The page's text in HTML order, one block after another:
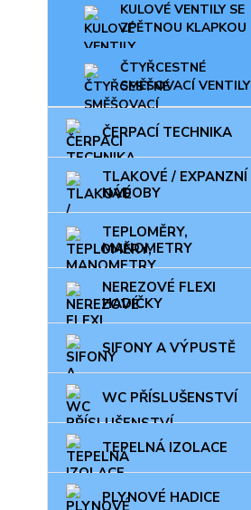
KULOVÉ VENTILY SE
ZPĚTNOU KLAPKOU
ČTYŘCESTNÉ
SMĚŠOVACÍ VENTILY
ČERPACÍ TECHNIKA
TLAKOVÉ / EXPANZNÍ
NÁDOBY
TEPLOMĚRY,
MANOMETRY
NEREZOVÉ FLEXI
HADIČKY
SIFONY A VÝPUSTĚ
WC PŘÍSLUŠENSTVÍ
TEPELNÁ IZOLACE
PLYNOVÉ HADICE